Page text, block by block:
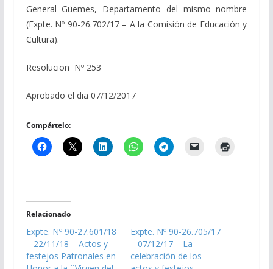
General Güemes, Departamento del mismo nombre
(Expte. Nº 90-26.702/17 – A la Comisión de Educación y
Cultura).
Resolucion Nº 253
Aprobado el dia 07/12/2017
Compártelo:
Relacionado
Expte. Nº 90-27.601/18
– 22/11/18 – Actos y
festejos Patronales en
Expte. Nº 90-26.705/17
– 07/12/17 – La
celebración de los